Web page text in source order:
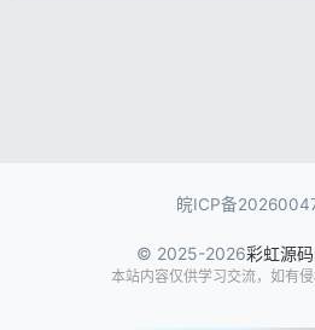
皖ICP备
© 2025-2026彩虹源
本站内容仅供学习交流，如有